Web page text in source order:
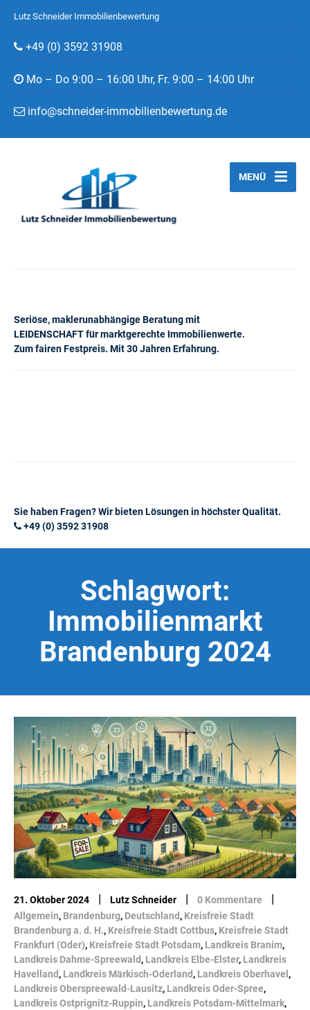
Lutz Schneider Immobilienbewertung
+49 (0) 3592 31908
Mo – Do 9:00 – 16:00 Uhr, Fr. 9:00 – 14:00 Uhr
info@schneider-immobilienbewertung.de
Seriöse, maklerunabhängige Beratung mit
LEIDENSCHAFT für marktgerechte Immobilienwerte.
Zum fairen Festpreis. Mit 30 Jahren Erfahrung.
MENÜ
Sie haben Fragen? Wir bieten Lösungen in höchster Qualität.
+49 (0) 3592 31908
Schlagwort:
Immobilienmarkt
Brandenburg 2024
21. Oktober 2024 | Lutz Schneider | 0 Kommentare |
Allgemein, Brandenburg, Deutschland , Kreisfreie Stadt
Brandenburg a. d. H., Kreisfreie Stadt Cottbus, Kreisfreie Stadt
Frankfurt (Oder), Kreisfreie Stadt Potsdam, Landkreis Branim,
Landkreis Dahme-Spreewald , Landkreis Elbe-Elster, Landkreis
Havelland , Landkreis Märkisch-Oderland , Landkreis Oberhavel ,
Landkreis Oberspreewald-Lausitz, Landkreis Oder-Spree,
Landkreis Ostprignitz-Ruppin, Landkreis Potsdam-Mittelmark,